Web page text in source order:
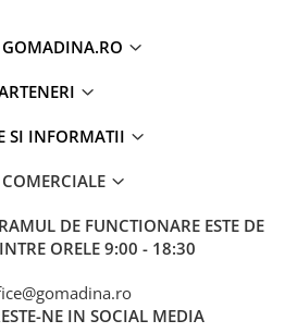
GOMADINA.RO
SI INFORMATII
DE FUNCTIONARE ESTE DE
ORELE 9:00 - 18:30
NE IN SOCIAL MEDIA